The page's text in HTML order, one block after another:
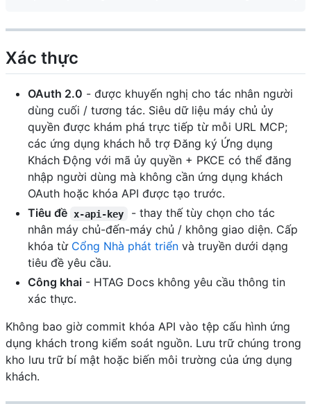
Xác thực
OAuth 2.0 - được khuyến nghị cho tác nhân người
dùng cuối / tương tác. Siêu dữ liệu máy chủ ủy
quyền được khám phá trực tiếp từ mỗi URL MCP;
các ứng dụng khách hỗ trợ Đăng ký Ứng dụng
Khách Động với mã ủy quyền + PKCE có thể đăng
nhập người dùng mà không cần ứng dụng khách
OAuth hoặc khóa API được tạo trước.
Tiêu đề x-api-key
- thay thế tùy chọn cho tác
nhân máy chủ-đến-máy chủ / không giao diện. Cấp
khóa từ Cổng Nhà phát triển và truyền dưới dạng
tiêu đề yêu cầu.
Công khai - HTAG Docs không yêu cầu thông tin
xác thực.
Không bao giờ commit khóa API vào tệp cấu hình ứng
dụng khách trong kiểm soát nguồn. Lưu trữ chúng trong
kho lưu trữ bí mật hoặc biến môi trường của ứng dụng
khách.